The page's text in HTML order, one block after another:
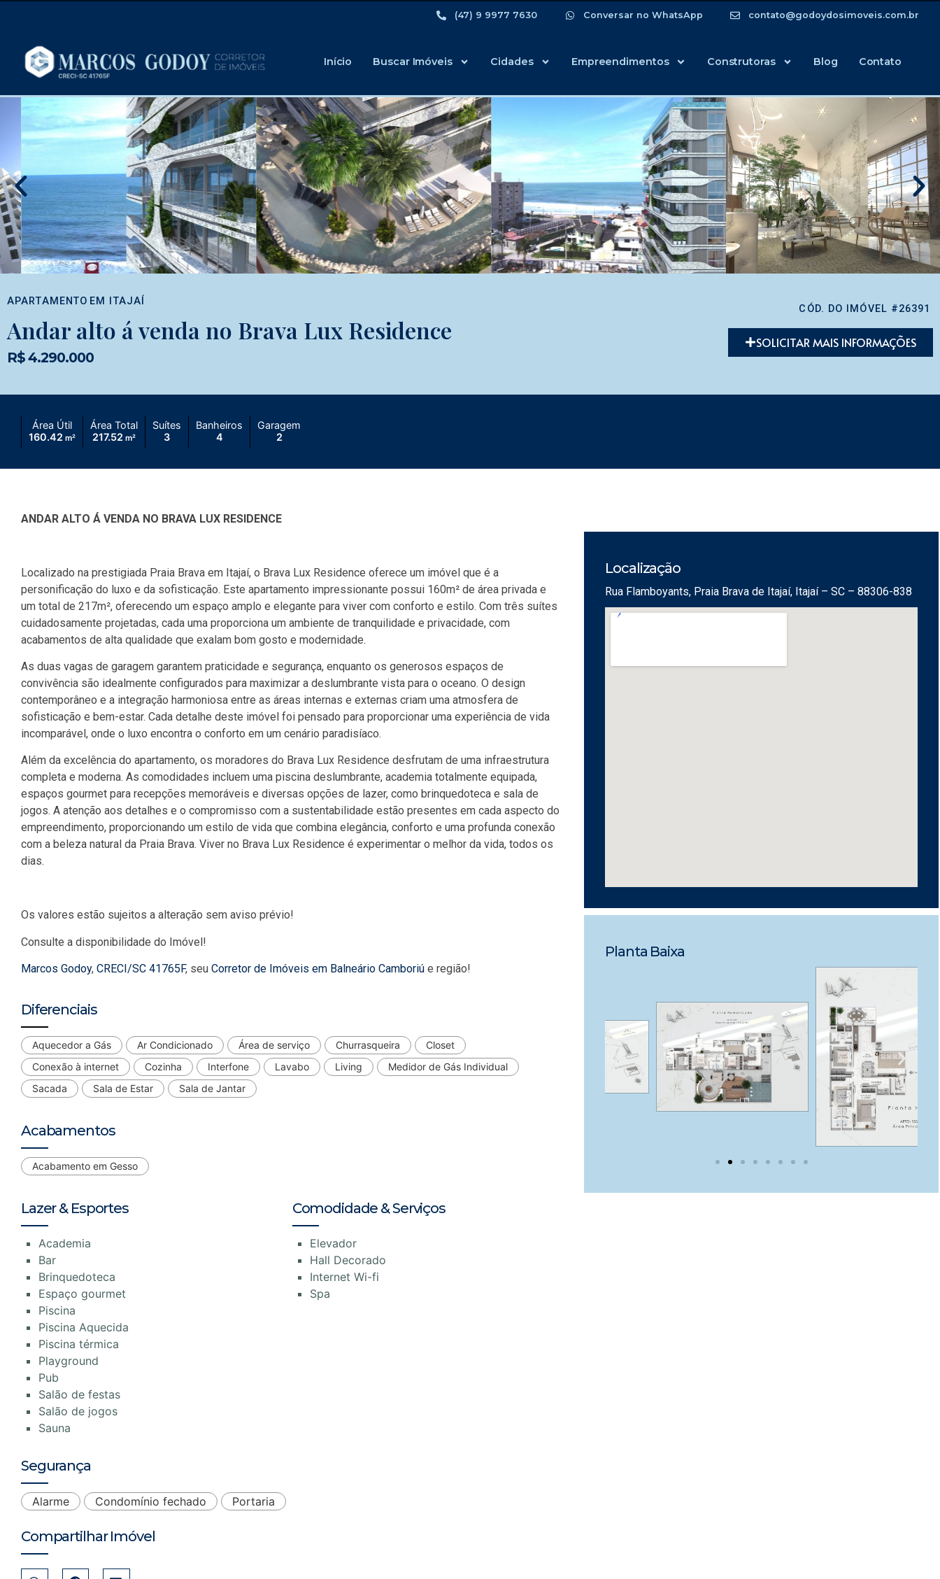
(47) 9 9977 7630 Conversar no WhatsApp contato@godoydosimoveis.com.br
Início Buscar Imóveis Cidades Empreendimentos Construtoras Blog Contato
APARTAMENTO EM ITAJAÍ
Andar alto á venda no Brava Lux Residence
R$ 4.290.000
CÓD. DO IMÓVEL #26391
SOLICITAR MAIS INFORMAÇÕES
Área Útil
160.42 m²
Área Total
217.52 m²
Suítes
3
Banheiros
4
Garagem
2
ANDAR ALTO Á VENDA NO BRAVA LUX RESIDENCE
Localizado na prestigiada Praia Brava em Itajaí, o Brava Lux Residence oferece um imóvel que é a
personificação do luxo e da sofisticação. Este apartamento impressionante possui 160m² de área privada e
um total de 217m², oferecendo um espaço amplo e elegante para viver com conforto e estilo. Com três suítes
cuidadosamente projetadas, cada uma proporciona um ambiente de tranquilidade e privacidade, com
acabamentos de alta qualidade que exalam bom gosto e modernidade.
As duas vagas de garagem garantem praticidade e segurança, enquanto os generosos espaços de
convivência são idealmente configurados para maximizar a deslumbrante vista para o oceano. O design
contemporâneo e a integração harmoniosa entre as áreas internas e externas criam uma atmosfera de
sofisticação e bem-estar. Cada detalhe deste imóvel foi pensado para proporcionar uma experiência de vida
incomparável, onde o luxo encontra o conforto em um cenário paradisíaco.
Além da excelência do apartamento, os moradores do Brava Lux Residence desfrutam de uma infraestrutura
completa e moderna. As comodidades incluem uma piscina deslumbrante, academia totalmente equipada,
espaços gourmet para recepções memoráveis e diversas opções de lazer, como brinquedoteca e sala de
jogos. A atenção aos detalhes e o compromisso com a sustentabilidade estão presentes em cada aspecto do
empreendimento, proporcionando um estilo de vida que combina elegância, conforto e uma profunda conexão
com a beleza natural da Praia Brava. Viver no Brava Lux Residence é experimentar o melhor da vida, todos os
dias.
Os valores estão sujeitos a alteração sem aviso prévio!
Consulte a disponibilidade do Imóvel!
Marcos Godoy, CRECI/SC 41765F, seu Corretor de Imóveis em Balneário Camboriú e região!
Diferenciais
Aquecedor a Gás Ar Condicionado Área de serviço Churrasqueira
Closet
Conexão à internet
Cozinha Interfone Lavabo Living
Medidor de Gás Individual
Sacada
Sala de Estar Sala de Jantar
Acabamentos
Acabamento em Gesso
Lazer & Esportes
Academia
Bar
Brinquedoteca
Espaço gourmet
Piscina
Piscina Aquecida
Piscina térmica
Playground
Pub
Salão de festas
Salão de jogos
Sauna
Comodidade & Serviços
Elevador
Hall Decorado
Internet Wi-fi
Spa
Segurança
Alarme Condomínio fechado Portaria
Compartilhar Imóvel
Localização
Rua Flamboyants, Praia Brava de Itajaí, Itajaí – SC – 88306-838
Planta Baixa